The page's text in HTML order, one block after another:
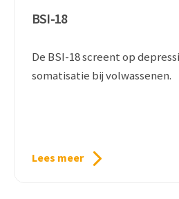
BSI-18
De BSI-18 screent op
somatisatie bij volwassenen.
Lees meer